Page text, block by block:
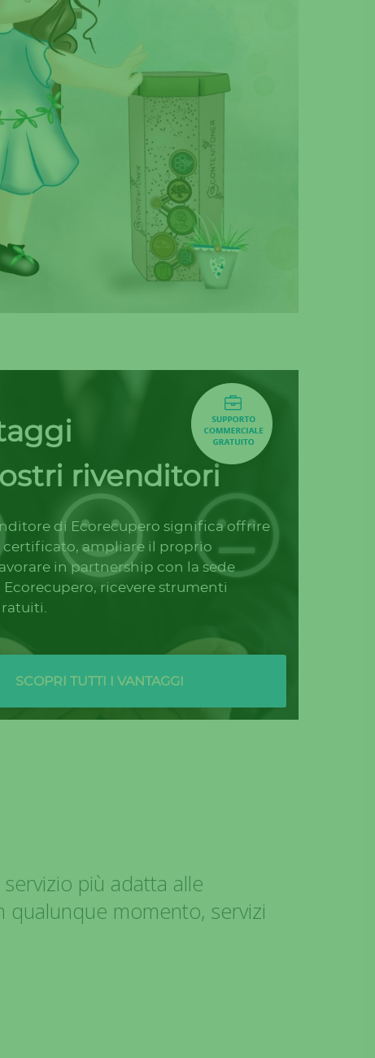
rivenditori
di Ecorecupero significa offrire
certificato, ampliare il proprio
in partnership con la sede
ricevere strumenti
SCOPRI TUTTI I VANTAGGI
più adatta alle
qualunque momento, servizi